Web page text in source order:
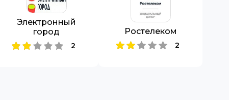
Электронный
город
2
Ростелеком
2